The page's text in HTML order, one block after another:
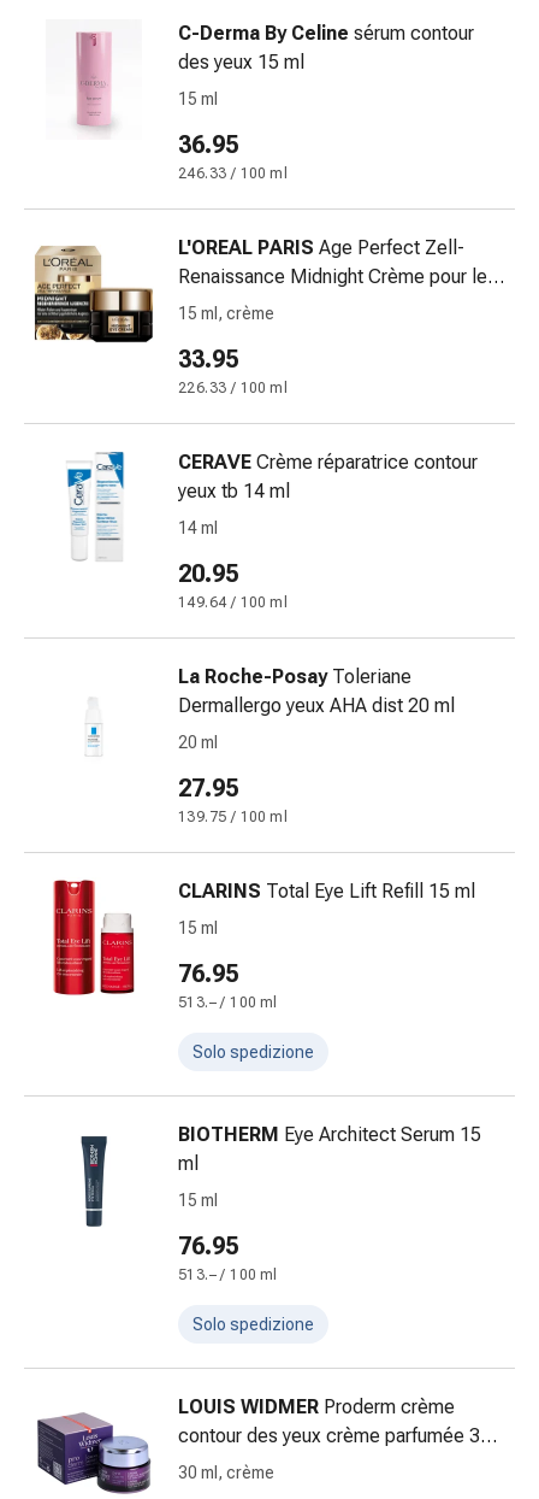
tosse
gola
Influenza
raffreddore
Tosse
Inalatori
accessori
Fazzoletti
Raffreddore
e
circolazione
Cuore
compressive
di
Circolazione
sanguigna
Cessazione
nervosi
Disturbi
memoria
concentrazione
Allergie
febbre
da
fieno
C-Derma By Celine sérum contour
des yeux 15 ml
15 ml
36.95
246.33 / 100 ml
L'OREAL PARIS Age Perfect Zell-
Renaissance Midnight Crème pour les
Yeux crème 15 ml
15 ml, crème
33.95
226.33 / 100 ml
CERAVE Crème réparatrice contour
yeux tb 14 ml
14 ml
20.95
149.64 / 100 ml
La Roche-Posay Toleriane
Dermallergo yeux AHA dist 20 ml
20 ml
27.95
139.75 / 100 ml
CLARINS Total Eye Lift Refill 15 ml
15 ml
76.95
513.– / 100 ml
Solo spedizione
BIOTHERM Eye Architect Serum 15
ml
15 ml
76.95
513.– / 100 ml
Solo spedizione
LOUIS WIDMER Proderm crème
contour des yeux crème parfumée 30
ml
30 ml, crème